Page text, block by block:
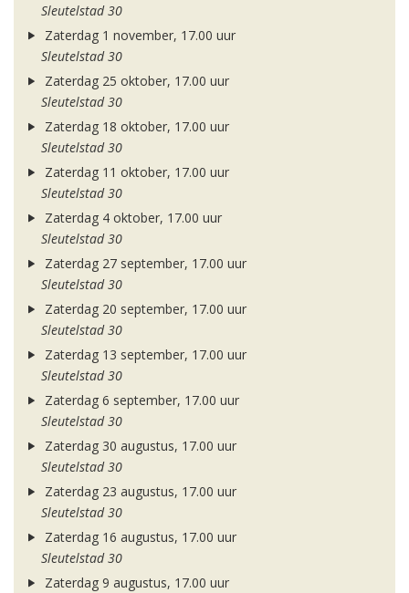
Sleutelstad 30
Zaterdag 1 november, 17.00 uur
Sleutelstad 30
Zaterdag 25 oktober, 17.00 uur
Sleutelstad 30
Zaterdag 18 oktober, 17.00 uur
Sleutelstad 30
Zaterdag 11 oktober, 17.00 uur
Sleutelstad 30
Zaterdag 4 oktober, 17.00 uur
Sleutelstad 30
Zaterdag 27 september, 17.00 uur
Sleutelstad 30
Zaterdag 20 september, 17.00 uur
Sleutelstad 30
Zaterdag 13 september, 17.00 uur
Sleutelstad 30
Zaterdag 6 september, 17.00 uur
Sleutelstad 30
Zaterdag 30 augustus, 17.00 uur
Sleutelstad 30
Zaterdag 23 augustus, 17.00 uur
Sleutelstad 30
Zaterdag 16 augustus, 17.00 uur
Sleutelstad 30
Zaterdag 9 augustus, 17.00 uur